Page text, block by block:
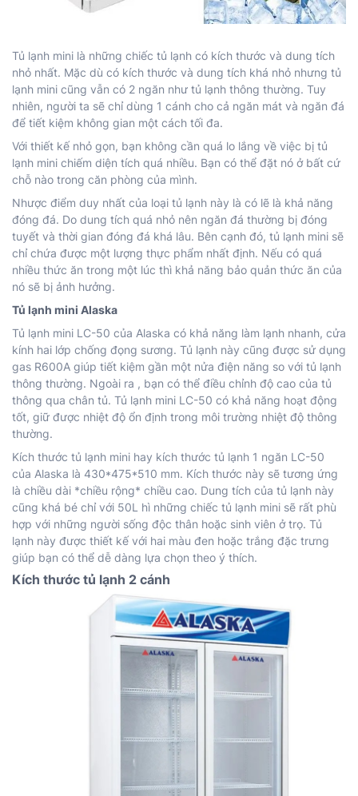
Tủ lạnh mini là những chiếc tủ lạnh có kích thước và dung tích
nhỏ nhất. Mặc dù có kích thước và dung tích khá nhỏ nhưng tủ
lạnh mini cũng vẫn có 2 ngăn như tủ lạnh thông thường. Tuy
nhiên, người ta sẽ chỉ dùng 1 cánh cho cả ngăn mát và ngăn đá
để tiết kiệm không gian một cách tối đa.
Với thiết kế nhỏ gọn, bạn không cần quá lo lắng về việc bị tủ
lạnh mini chiếm diện tích quá nhiều. Bạn có thể đặt nó ở bất cứ
chỗ nào trong căn phòng của mình.
Nhược điểm duy nhất của loại tủ lạnh này là có lẽ là khả năng
đóng đá. Do dung tích quá nhỏ nên ngăn đá thường bị đóng
tuyết và thời gian đóng đá khá lâu. Bên cạnh đó, tủ lạnh mini sẽ
chỉ chứa được một lượng thực phẩm nhất định. Nếu có quá
nhiều thức ăn trong một lúc thì khả năng bảo quản thức ăn của
nó sẽ bị ảnh hưởng.
Tủ lạnh mini Alaska
Tủ lạnh mini LC-50 của Alaska có khả năng làm lạnh nhanh, cửa
kính hai lớp chống đọng sương. Tủ lạnh này cũng được sử dụng
gas R600A giúp tiết kiệm gần một nửa điện năng so với tủ lạnh
thông thường. Ngoài ra , bạn có thể điều chỉnh độ cao của tủ
thông qua chân tủ. Tủ lạnh mini LC-50 có khả năng hoạt động
tốt, giữ được nhiệt độ ổn định trong môi trường nhiệt độ thông
thường.
Kích thước tủ lạnh mini hay kích thước tủ lạnh 1 ngăn LC-50
của Alaska là 430*475*510 mm. Kích thước này sẽ tương ứng
là chiều dài *chiều rộng* chiều cao. Dung tích của tủ lạnh này
cũng khá bé chỉ với 50L hì những chiếc tủ lạnh mini sẽ rất phù
hợp với những người sống độc thân hoặc sinh viên ở trọ. Tủ
lạnh này được thiết kế với hai màu đen hoặc trắng đặc trưng
giúp bạn có thể dễ dàng lựa chọn theo ý thích.
Kích thước tủ lạnh 2 cánh